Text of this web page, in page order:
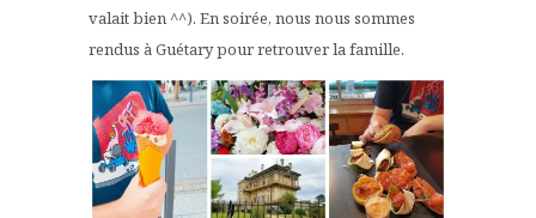
valait bien ^^). En soirée, nous nous sommes
rendus à Guétary pour retrouver la famille.